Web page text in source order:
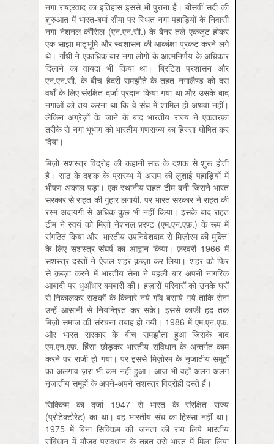
नगा राष्ट्रवाद का इतिहास इससे भी पुराना है। बीसवीं सदी की
शुरुआत में भारत-बर्मा सीमा पर स्थित नगा पहाड़ियों के निवासी
नगा नेशनल कौंसिल (एन.एन.सी.) के बैनर तले एकजुट होकर
एक साझा मातृभूमि और स्वशासन की आकांक्षा प्रकट करने लगे
थे। गाँधी ने एकाधिक बार नगा लोगों के आत्मनिर्णय के अधिकार
दिलाने का वायदा भी किया था। ब्रिटिश प्रशासन और
एन.एन.सी. के बीच हैदरी समझौते के तहत नगालैण्ड को दस
वर्षों के लिए संरक्षित दर्जा प्रदान किया गया था और उसके बाद
नगाओं को तय करना था कि वे संघ में शामिल हों अथवा नहीं।
लेकिन अंग्रेज़ों के जाने के बाद भारतीय राज्य ने एकतरफ़ा
तरीक़े से नगा भूभाग को भारतीय गणराज्य का हिस्सा घोषित कर
दिया।
मिज़ो सशस्त्र विद्रोह की कहानी साठ के दशक से शुरू होती
है। साठ के दशक के प्रारम्भ में असम की लुशाई पहाड़ियों में
भीषण अकाल पड़ा। एक स्थानीय राहत टीम बनी जिसने भारत
सरकार से राहत की गुहार लगायी, पर भारत सरकार ने राहत की
रस्म-अदायगी से अधिक कुछ भी नहीं किया। इसके बाद राहत
टीम ने स्वयं को मिज़ो नेशनल फ़्रण्ट (एम.एन.एफ़.) के रूप में
संगठित किया और ‘भारतीय उपनिवेशवाद से मिज़ोरम की मुक्ति’
के लिए सशस्त्र संघर्ष का आह्वान किया। फ़रवरी 1966 में
सशस्त्र दस्तों ने ऐजल शहर क़ब्ज़ा कर लिया। शहर को फिर
से क़ब्ज़ा करने में भारतीय सेना ने पहली बार अपनी नागरिक
आबादी पर धुआँधार बमबारी की। हज़ारों परिवारों को उनके घरों
से निकालकर सड़कों के किनारे नये गाँव बसाये गये ताकि सेना
उन्हें आसानी से नियन्त्रित कर सके। इससे काफ़ी हद तक
मिज़ो समाज की संरचना तबाह हो गयी। 1986 में एम.एन.एफ़.
और भारत सरकार के बीच समझौता हुआ जिसके बाद
एम.एन.एफ़. हिंसा छोड़कर भारतीय संविधान के अन्तर्गत काम
करने पर राजी हो गया। पर इससे मिज़ोरम के नृजातीय समूहों
का अलगाव ज़रा भी कम नहीं हुआ। आज भी वहाँ अलग-अलग
नृजातीय समूहों के अपने-अपने सशस्त्र विद्रोही दस्ते हैं।
सिक्किम का दर्जा 1947 से भारत के संरक्षित राज्य
(प्रोटेक्टोरेट) का था। वह भारतीय संघ का हिस्सा नहीं था।
1975 में बिना सिक्किम की जनता की राय लिये भारतीय
संविधान में मौजूद प्रावधान के तहत उसे भारत में मिला लिया